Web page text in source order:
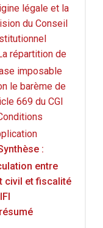
légale et la
du Conseil
répartition de
imposable
le barème de
669 du CGI
:
entre
civil et fiscalité